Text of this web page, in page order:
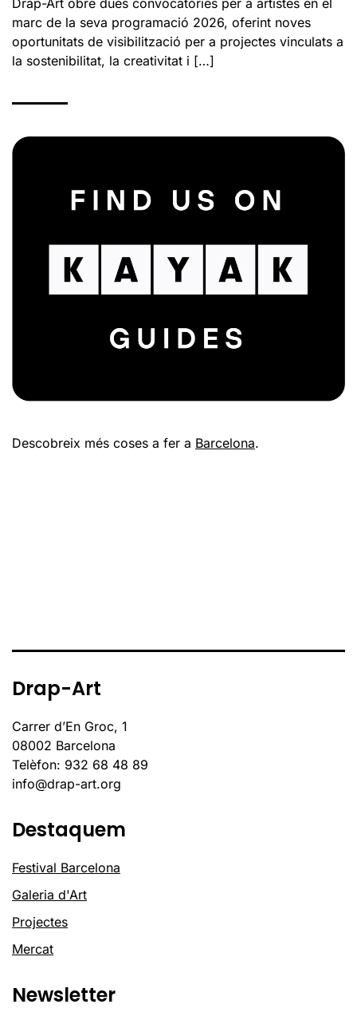
marc de la seva programació 2026, oferint noves
oportunitats de visibilització per a projectes vinculats a
la sostenibilitat, la creativitat i […]
Descobreix més coses a fer a Barcelona.
Drap-Art
Carrer d’En Groc, 1
08002 Barcelona
Telèfon: 932 68 48 89
info@drap-art.org
Destaquem
Festival Barcelona
Galeria d'Art
Projectes
Mercat
Newsletter